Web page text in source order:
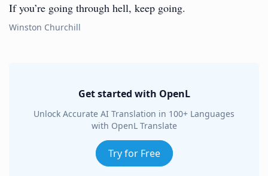
If you’re going through hell, keep going.
Winston Churchill
Get started with OpenL
Unlock Accurate AI Translation in 100+ Languages
with OpenL Translate
Try for Free